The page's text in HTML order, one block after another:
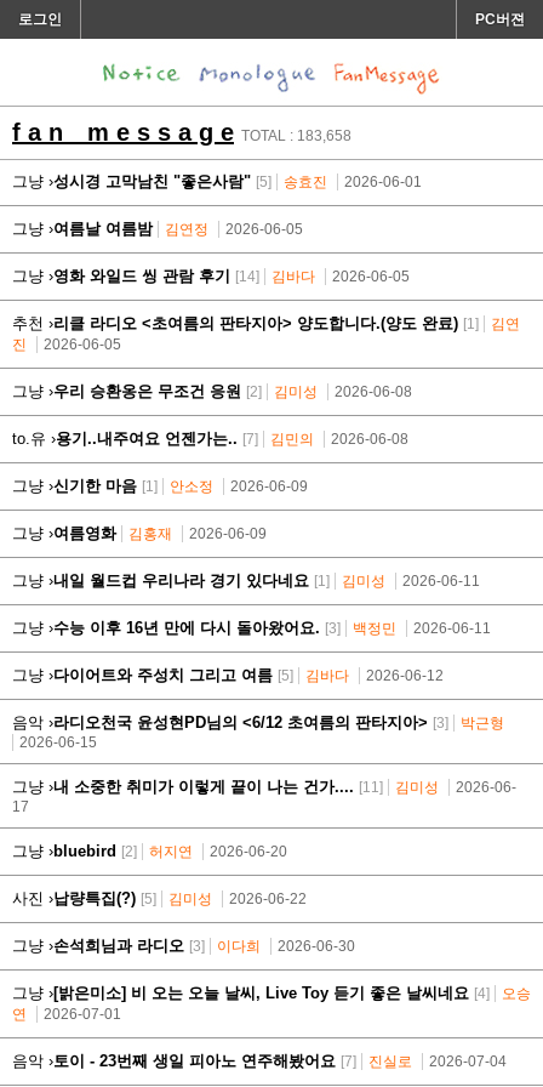
로그인 PC버젼
f a n m e s s a g e TOTAL : 183,658
그냥 ›성시경 고막남친 "좋은사람" [5] 송효진 2026-06-01
그냥 ›여름날 여름밤 김연정 2026-06-05
그냥 ›영화 와일드 씽 관람 후기 [14] 김바다 2026-06-05
추천 ›리클 라디오 <초여름의 판타지아> 양도합니다.(양도 완료) [1]
김연
진
2026-06-05
그냥 ›우리 승환옹은 무조건 응원 [2] 김미성 2026-06-08
to.유 ›용기..내주여요 언젠가는.. [7] 김민의 2026-06-08
그냥 ›신기한 마음 [1] 안소정 2026-06-09
그냥 ›여름영화 김홍재 2026-06-09
그냥 ›내일 월드컵 우리나라 경기 있다네요 [1] 김미성 2026-06-11
그냥 ›수능 이후 16년 만에 다시 돌아왔어요. [3] 백정민 2026-06-11
그냥 ›다이어트와 주성치 그리고 여름 [5] 김바다 2026-06-12
음악 ›라디오천국 윤성현PD님의 <6/12 초여름의 판타지아> [3]
박근형
2026-06-15
그냥 ›내 소중한 취미가 이렇게 끝이 나는 건가.... [11] 김미성
2026-06-
17
그냥 ›bluebird [2] 허지연 2026-06-20
사진 ›납량특집(?) [5] 김미성 2026-06-22
그냥 ›손석희님과 라디오 [3] 이다희 2026-06-30
그냥 ›[밝은미소] 비 오는 오늘 날씨, Live Toy 듣기 좋은 날씨네요 [4]
오승
연
2026-07-01
음악 ›토이 - 23번째 생일 피아노 연주해봤어요 [7] 진실로 2026-07-04